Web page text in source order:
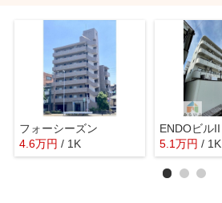
フォーシーズン
4.6万円 / 1K
ENDOビルII
5.1万円 / 1K